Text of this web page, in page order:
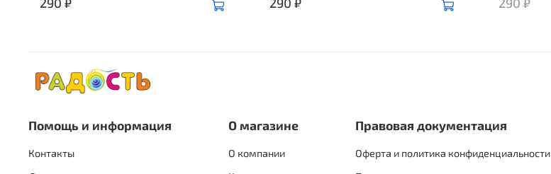
Помощь и информация
Контакты
О магазине
О компании
Правовая документация
Оферта и политика конфиденциальности